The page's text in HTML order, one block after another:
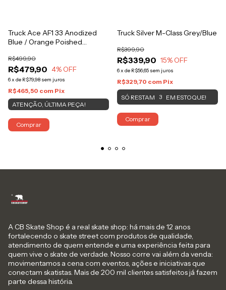
Truck Ace AF1 33 Anodized
Blue / Orange Poished
R$479,90
R$499,90
4% OFF
6x de R$79,98 sem juros
R$465,50 com Pix
ATENÇÃO, ÚLTIMA PEÇA!
Comprar
Truck Silver M-Class Grey/Blue
R$339,90
R$399,90
15% OFF
6x de R$56,65 sem juros
R$329,70 com Pix
SÓ RESTAM 3 EM ESTOQUE!
Comprar
A CB Skate Shop é a real skate shop: há mais de 12 anos
fortalecendo o skate street com produtos de qualidade,
atendimento de quem entende e uma experiência feita para
quem vive o skate de verdade. Nosso corre vai além da venda:
movimentamos a cena com eventos, ações e iniciativas que
conectam skatistas. Mais de 200 mil clientes satisfeitos já fazem
parte dessa história.